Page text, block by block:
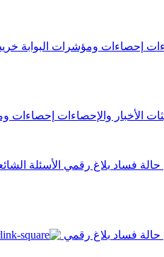
إحصاءات ومؤشرات البوابة
الأخبار والإحصاءات إحصاءات
حالة فساد بلاغ رقمي الأسئلة
حالة فساد بلاغ رقمي